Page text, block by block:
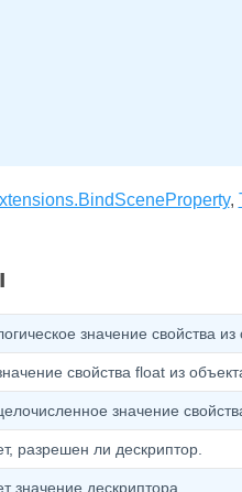
,
значение свойства из
свойства float из
значение
разрешен ли дескриптор.
значение дескриптора.